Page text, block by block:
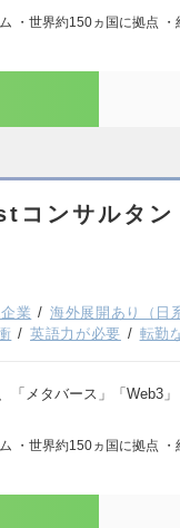
・世界約150ヵ国に拠点 ・
ンサルタン
業 海外展開あり（日
英語力が必要 転勤
「メタバース」「Web3」
・世界約150ヵ国に拠点 ・